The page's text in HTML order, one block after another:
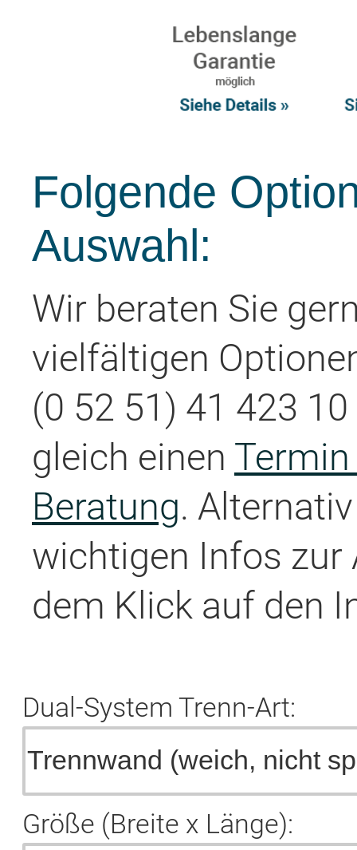
Folgende
Auswahl:
Wir beraten Sie
vielfältigen
(0 52 51) 41 423
gleich einen
Beratung.
wichtigen Infos zur
dem Klick auf den
Dual-System Trenn-Art:
Größe (Breite x Länge):